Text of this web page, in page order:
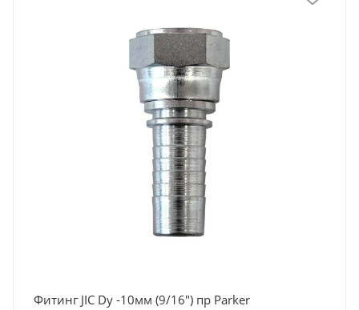
Фитинг JIC Dy -10мм (9/16") пр Parker